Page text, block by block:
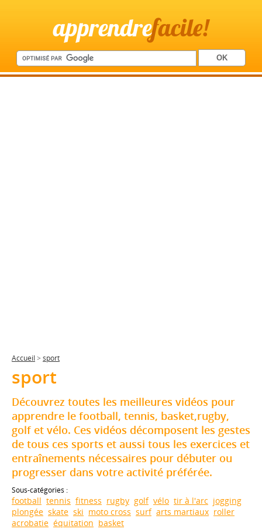
apprendrefacile!
Accueil > sport
sport
Découvrez toutes les meilleures vidéos pour
apprendre le football, tennis, basket,rugby,
golf et vélo. Ces vidéos décomposent les gestes
de tous ces sports et aussi tous les exercices et
entraînements nécessaires pour débuter ou
progresser dans votre activité préférée.
Sous-catégories :
football tennis fitness rugby golf vélo tir à l'arc jogging
plongée skate ski moto cross surf arts martiaux roller
acrobatie équitation basket